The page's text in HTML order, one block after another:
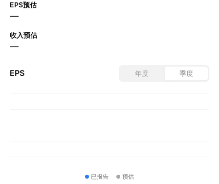
EPS预估
—
收入预估
—
EPS 年度 季度
已报告 预估